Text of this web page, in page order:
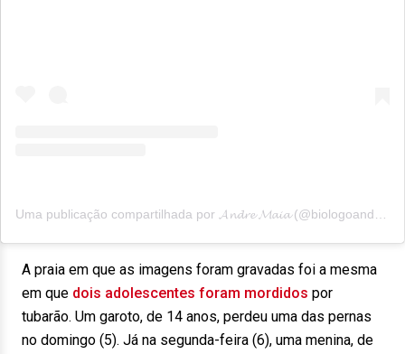
Uma publicação compartilhada por 𝓐𝓷𝓭𝓻𝓮 𝓜𝓪𝓲𝓪 (@biologoandremaia)
A praia em que as imagens foram gravadas foi a mesma
em que dois adolescentes foram mordidos por
tubarão. Um garoto, de 14 anos, perdeu uma das pernas
no domingo (5). Já na segunda-feira (6), uma menina, de